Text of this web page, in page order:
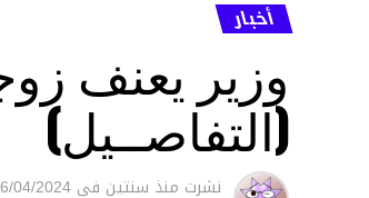
أخبار
وزير يعنف
(التفاصــيل)
نشرت منذ سنتين فى 04/2024